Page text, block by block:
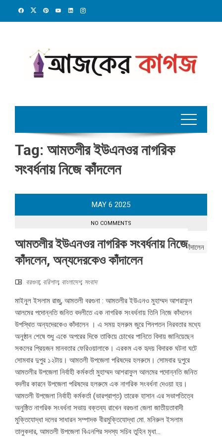
Tag: আমতলীর ইউএনওর নাগরিক
সংবর্ধনায় নিজে কাঁদলেন
MAY 6 2025
NO COMMENTS
আমতলীর ইউএনওর নাগরিক সংবর্ধনায় নিজে
কাঁদলেন, অন্যদেরকেও কাঁদালেন
বরগুনা, বরিশাল, বাংলাদেশ, সংবাদ
মাইনুল ইসলাম রাজু, আমতলী বরগুনা : আমতলীর ইউএনও মুহাম্মদ আশরাফুল
আলমের পদোন্নতি জনিত বদলীতে এক নাগরিক সংবর্ধনায় তিনি নিজে কাঁদলেন
উপস্থিত অন্যদেরকেও কাঁদালেন । এ সময় হলরুম জুরে পিনপতন নিরবতার মধ্যে
অনুষ্ঠান শেষে শুধু একে অপরের দিকে তাকিয়ে চোখের পানিতে বিদায় জানিয়েছেন
সকলের প্রিয়জন মানবতার ফেরিওয়ালাকে। এরকম এক হৃদয় বিদারক ঘটনা ঘটে
সোমবার দুপুর ১২টায়। আমতলী উপজেলা পরিষদের হলরুমে। সোমবার দুপুরে
আমতলীর উপজেলা নির্বাহী কর্মকর্তা মুহাম্মদ আশরাফুল আলমের পদোন্নতি জনিত
বদলীর কারনে উপজেলা পরিষদের হলরুমে এক নাগরিক সংবর্ধনা দেওয়া হয়।
আমতলী উপজেলা নির্বাহী কর্মকর্তা (ভারপ্রাপ্ত) তারেক হাসান এর সভাপতিত্বে
অনুষ্ঠিত নাগরিক সংবর্ধনা সভায় বক্তব্য রাখেন বরগুনা জেলা জাতীয়তাবাদী
মুক্তিযোদ্ধা দলের সাধারন সম্পাদক বীরমুক্তিযোদ্ধা মো. মনিরুল ইসলাম
তালুকদার, আমতলী উপজেলা বিএনপির সদস্য সচিব তুহিন মৃধা...